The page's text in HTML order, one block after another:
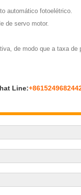
automático fotoelétrico.
de servo motor.
de modo que a taxa
Line: